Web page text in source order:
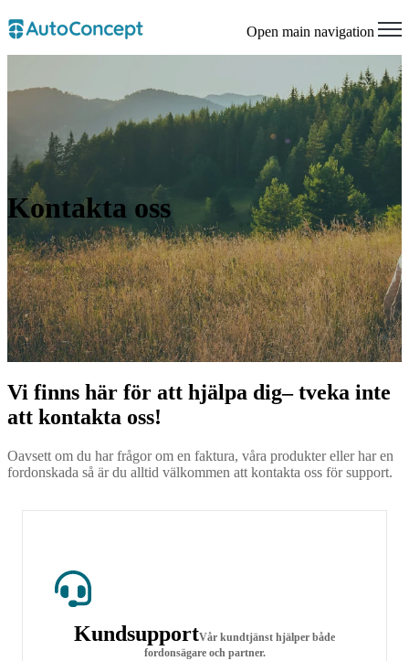
Open main navigation
Kontakta oss
Vi finns här för att hjälpa dig– tveka inte
att kontakta oss!
Oavsett om du har frågor om en faktura, våra produkter eller har en
fordonskada så är du alltid välkommen att kontakta oss för support.
KundsupportVår kundtjänst hjälper både
fordonsägare och partner.